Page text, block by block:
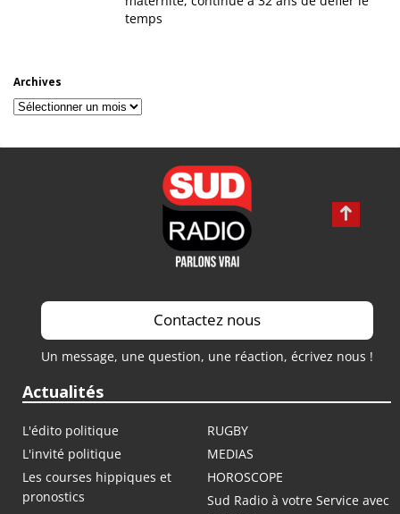
temps
Archives
Archives
Contactez nous
Un message, une question, une réaction, écrivez nous !
Actualités
L'édito politique
RUGBY
L'invité politique
MEDIAS
Les courses hippiques et
pronostics
HOROSCOPE
Sud Radio à votre Service avec